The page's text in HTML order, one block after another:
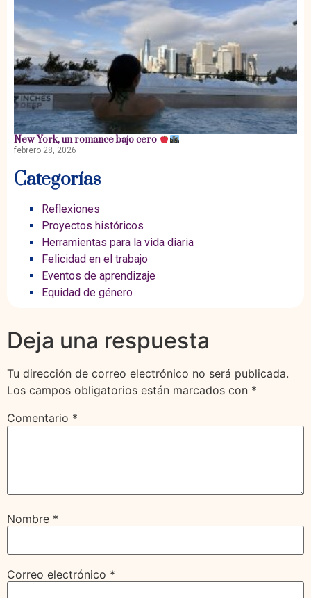
New York, un romance bajo cero
febrero 28, 2026
Categorías
Reflexiones
Proyectos históricos
Herramientas para la vida diaria
Felicidad en el trabajo
Eventos de aprendizaje
Equidad de género
Deja una respuesta
Tu dirección de correo electrónico no será publicada.
Los campos obligatorios están marcados con *
Comentario *
Nombre *
Correo electrónico *